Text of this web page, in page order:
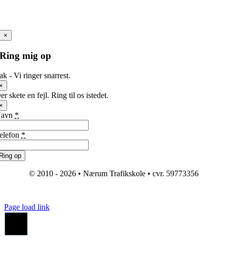
×
Ring mig op
- Vi ringer snarrest.
skete en fejl. Ring til os istedet.
*
*
op
© 2010 - 2026 • Nærum Trafikskole • cvr. 59773356
Page load link
Go
Top